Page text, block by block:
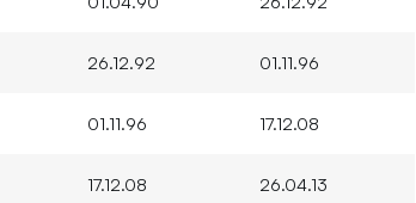
26.12.92 01.11.96
01.11.96 17.12.08
17.12.08 26.04.13